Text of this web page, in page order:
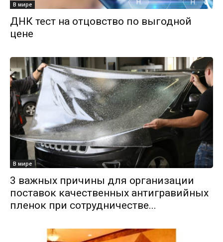
В мире
ДНК тест на отцовство по выгодной
цене
В мире
3 важных причины для организации
поставок качественных антигравийных
пленок при сотрудничестве...